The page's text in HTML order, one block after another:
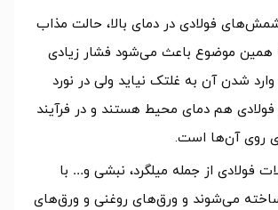
فولادی در دمای بالا، حالت مذاب
همین موضوع باعث می‌شود فشار زیادی
وارد شدن آن‌ به غلتک نیاید ولی در نورد
هم دمای محیط هستند و در فرآیند
روی آن‌ها است.
فولادی از جمله میلگرد، نبشی و… با
می‌شوند و ورق‌های روغنی و ورق‌های